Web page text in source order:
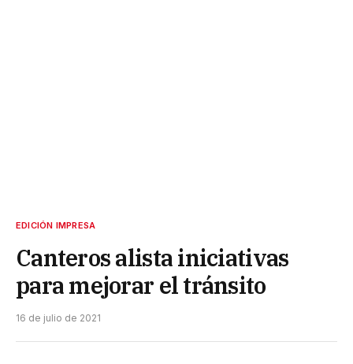
EDICIÓN IMPRESA
Canteros alista iniciativas
para mejorar el tránsito
16 de julio de 2021